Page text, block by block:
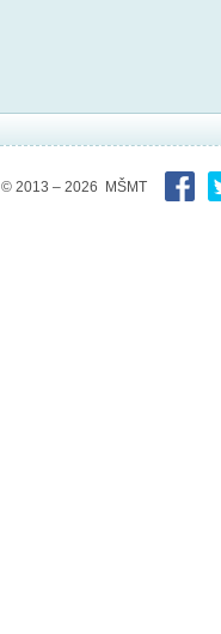
© 2013 – 2026 MŠMT